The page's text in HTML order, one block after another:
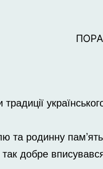
та родинну
добре вписувався